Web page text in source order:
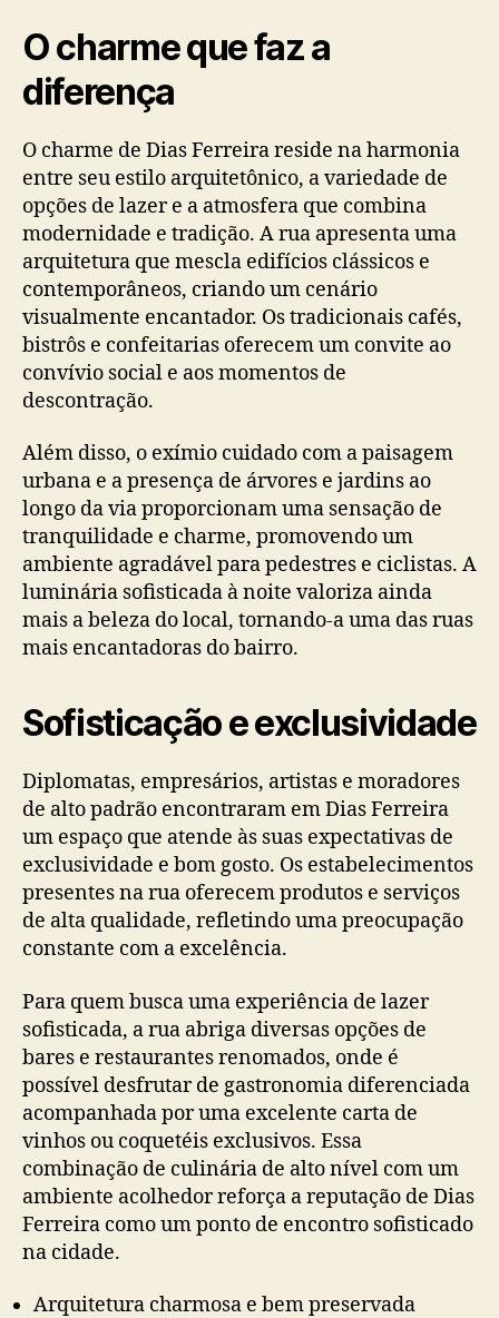
O charme que faz a
diferença
O charme de Dias Ferreira reside na harmonia
entre seu estilo arquitetônico, a variedade de
opções de lazer e a atmosfera que combina
modernidade e tradição. A rua apresenta uma
arquitetura que mescla edifícios clássicos e
contemporâneos, criando um cenário
visualmente encantador. Os tradicionais cafés,
bistrôs e confeitarias oferecem um convite ao
convívio social e aos momentos de
descontração.
Além disso, o exímio cuidado com a paisagem
urbana e a presença de árvores e jardins ao
longo da via proporcionam uma sensação de
tranquilidade e charme, promovendo um
ambiente agradável para pedestres e ciclistas. A
luminária sofisticada à noite valoriza ainda
mais a beleza do local, tornando-a uma das ruas
mais encantadoras do bairro.
Sofisticação e exclusividade
Diplomatas, empresários, artistas e moradores
de alto padrão encontraram em Dias Ferreira
um espaço que atende às suas expectativas de
exclusividade e bom gosto. Os estabelecimentos
presentes na rua oferecem produtos e serviços
de alta qualidade, refletindo uma preocupação
constante com a excelência.
Para quem busca uma experiência de lazer
sofisticada, a rua abriga diversas opções de
bares e restaurantes renomados, onde é
possível desfrutar de gastronomia diferenciada
acompanhada por uma excelente carta de
vinhos ou coquetéis exclusivos. Essa
combinação de culinária de alto nível com um
ambiente acolhedor reforça a reputação de Dias
Ferreira como um ponto de encontro sofisticado
na cidade.
Arquitetura charmosa e bem preservada